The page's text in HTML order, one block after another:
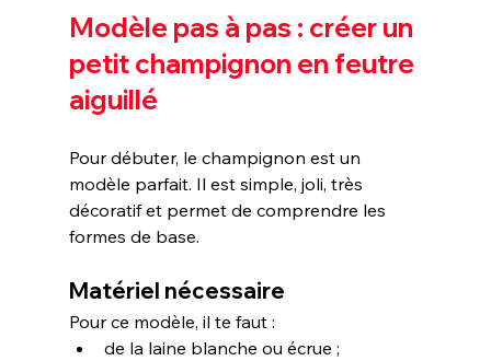
Modèle pas à pas : créer un
petit champignon en feutre
aiguillé
Pour débuter, le champignon est un
modèle parfait. Il est simple, joli, très
décoratif et permet de comprendre les
formes de base.
Matériel nécessaire
Pour ce modèle, il te faut :
de la laine blanche ou écrue ;